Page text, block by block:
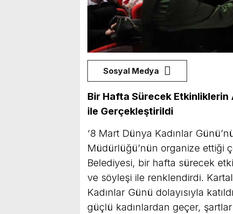
Sosyal Medya
Bir Hafta Sürecek Etkinliklerin
ile Gerçekleştirildi
‘8 Mart Dünya Kadınlar
Müdürlüğü’nün organize ettiği
Belediyesi, bir hafta sürecek
ve söyleşi ile renklendirdi.
Kadınlar Günü dolayısıyla
güçlü kadınlardan geçer,